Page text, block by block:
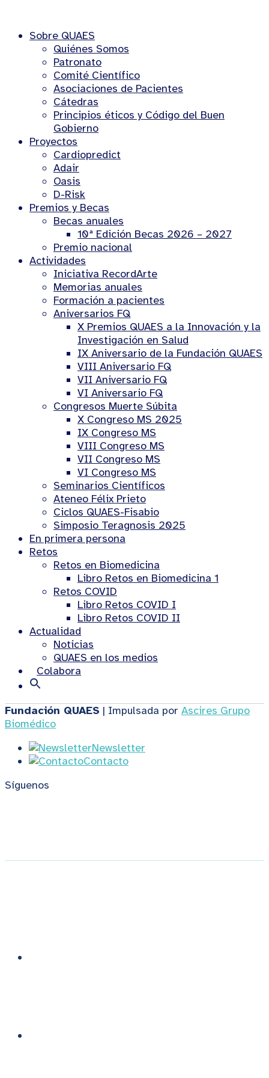
Sobre QUAES
Quiénes Somos
Patronato
Comité Científico
Asociaciones de Pacientes
Cátedras
Principios éticos y Código del Buen
Gobierno
Proyectos
Cardiopredict
Adair
Oasis
D-Risk
Premios y Becas
Becas anuales
10ª Edición Becas 2026 – 2027
Premio nacional
Actividades
Iniciativa RecordArte
Memorias anuales
Formación a pacientes
Aniversarios FQ
X Premios QUAES a la Innovación y la
Investigación en Salud
IX Aniversario de la Fundación QUAES
VIII Aniversario FQ
VII Aniversario FQ
VI Aniversario FQ
Congresos Muerte Súbita
X Congreso MS 2025
IX Congreso MS
VIII Congreso MS
VII Congreso MS
VI Congreso MS
Seminarios Científicos
Ateneo Félix Prieto
Ciclos QUAES-Fisabio
Simposio Teragnosis 2025
En primera persona
Retos
Retos en Biomedicina
Libro Retos en Biomedicina 1
Retos COVID
Libro Retos COVID I
Libro Retos COVID II
Actualidad
Noticias
QUAES en los medios
Colabora
Fundación QUAES | Impulsada por Ascires Grupo
Biomédico
Newsletter
Contacto
Síguenos